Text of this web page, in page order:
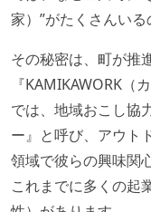
家）”がたくさんい
その秘密は、町が推
『KAMIKAWORK（
では、地域おこし協
ー』と呼び、アウト
領域で彼らの興味関
これまでに多くの起